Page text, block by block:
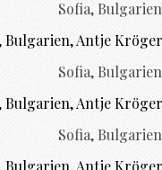
Sofia, Bulgarien
Sofia, Bulgarien
Sofia, Bulgarien